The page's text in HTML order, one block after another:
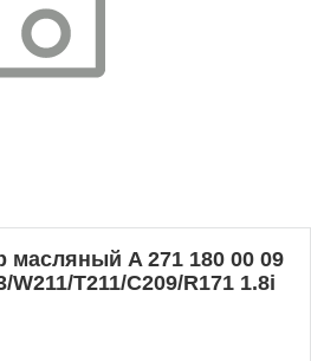
масляный A 271 180 00 09
W211/T211/C209/R171 1.8i